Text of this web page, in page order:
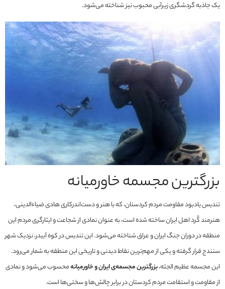
یک جاذبه گردشگری زیرآبی محبوب نیز شناخته می‌شود.
بزرگترین مجسمه خاورمیانه
تندیس یادبود مقاومت مردم کردستان، که با هنر و دست‌اندرکاری هادی ضیاءالدینی،
هنرمند کُرد اهل ایران ساخته شده است، به عنوان نمادی از شجاعت و ایثارگری مردم این
منطقه در دوران جنگ ایران و عراق شناخته می‌شود. این تندیس در کوه آبیدر، نزدیک شهر
سنندج قرار گرفته و یکی از مهم‌ترین نقاط دیدنی و تاریخی این منطقه به شمار می‌رود.
این مجسمه عظیم الجثه،بزرگترین مجسمه‌ی ایران و خاورمیانهمحسوب می‌شود و نمادی
از مقاومت و استقامت مردم کردستان در برابر چالش‌ها و سختی‌ها است.